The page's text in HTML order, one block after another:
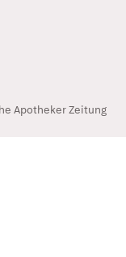
Apotheker Zeitung